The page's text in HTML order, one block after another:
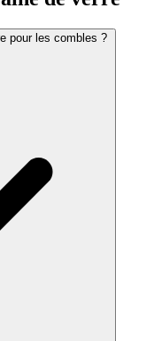
pour les combles ?